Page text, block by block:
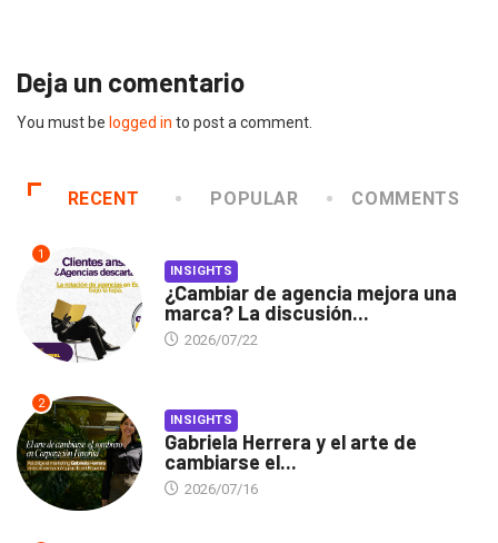
Deja un comentario
You must be logged in to post a comment.
RECENT POPULAR COMMENTS
1
INSIGHTS
¿Cambiar de agencia mejora una
marca? La discusión...
2026/07/22
2
INSIGHTS
Gabriela Herrera y el arte de
cambiarse el...
2026/07/16